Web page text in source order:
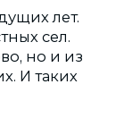
лет.
сел.
но и из
И таких